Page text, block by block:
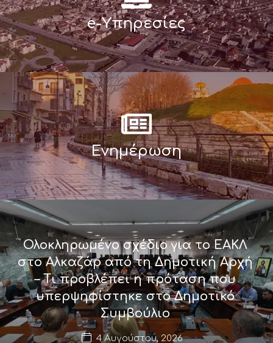
Ολοκληρωμένο σχέδιο για το ΕΑΚΛ
στο Αλκαζάρ από τη Δημοτική Αρχή
– Τι προβλέπει η πρόταση που
υπερψηφίστηκε στο Δημοτικό
Συμβούλιο
4 Αυγούστου, 2026
e-Υπηρεσίες
Ενημέρωση